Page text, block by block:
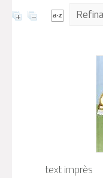
text imprès